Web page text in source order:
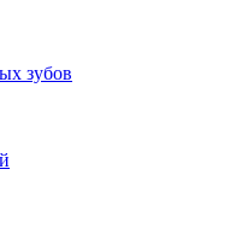
зубов